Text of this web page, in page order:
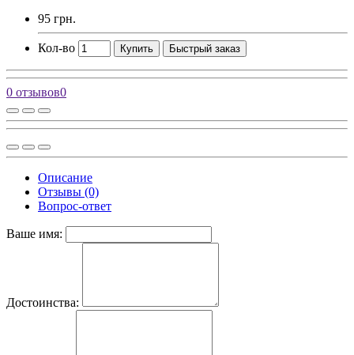
95 грн.
Кол-во Купить Быстрый заказ
0 отзывов0
Описание
Отзывы (0)
Вопрос-ответ
Ваше имя:
Достоинства: